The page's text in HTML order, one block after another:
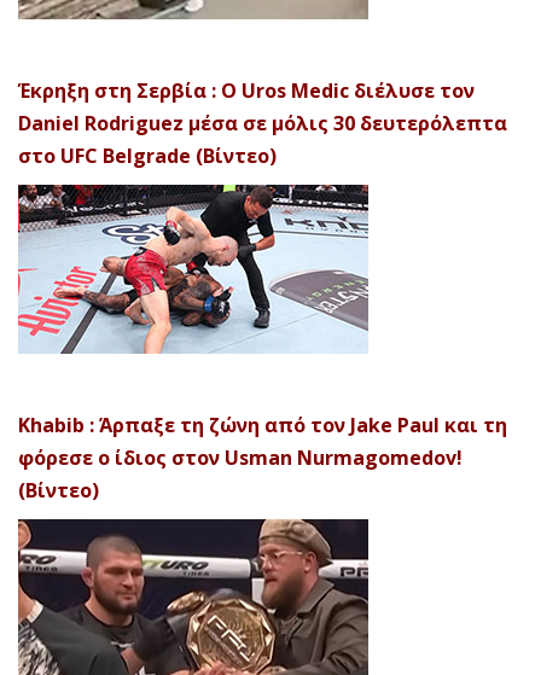
Έκρηξη στη Σερβία : Ο Uros Medic διέλυσε τον
Daniel Rodriguez μέσα σε μόλις 30 δευτερόλεπτα
στο UFC Belgrade (Βίντεο)
Khabib : Άρπαξε τη ζώνη από τον Jake Paul και τη
φόρεσε ο ίδιος στον Usman Nurmagomedov!
(Βίντεο)